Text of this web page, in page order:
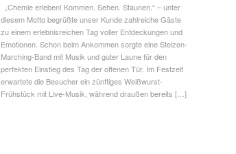
„Chemie erleben! Kommen. Sehen. Staunen.“ – unter
diesem Motto begrüßte unser Kunde zahlreiche Gäste
zu einem erlebnisreichen Tag voller Entdeckungen und
Emotionen. Schon beim Ankommen sorgte eine Stelzen-
Marching-Band mit Musik und guter Laune für den
perfekten Einstieg des Tag der offenen Tür. Im Festzelt
erwartete die Besucher ein zünftiges Weißwurst-
Frühstück mit Live-Musik, während draußen bereits […]